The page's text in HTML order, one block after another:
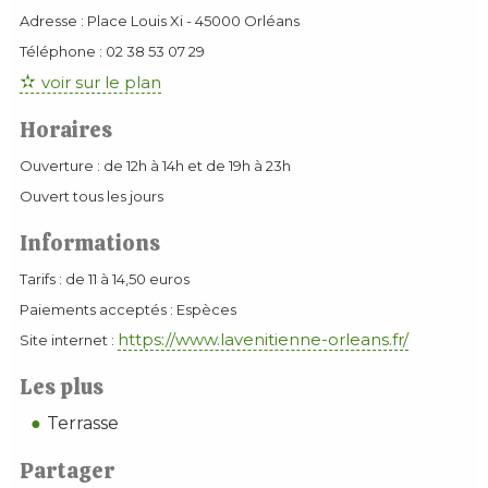
Adresse : Place Louis Xi-45000 Orléans
Téléphone : 02 38 53 07 29
voir sur le plan
Horaires
Ouverture : de 12h à 14h et de 19h à 23h
Ouvert tous les jours
Informations
Tarifs : de 11 à 14,50 euros
Paiements acceptés : Espèces
Site internet : https://www.lavenitienne-orleans.fr/
Les plus
Terrasse
Partager